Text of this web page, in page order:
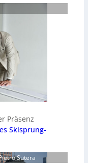
Präsenz
Skisprung-
Sutera